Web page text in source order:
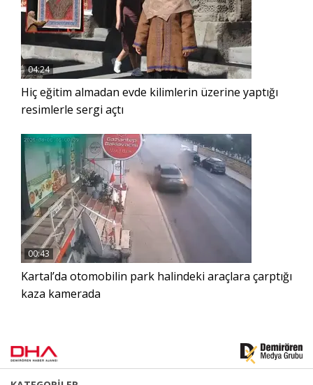
04:24
Hiç eğitim almadan evde kilimlerin üzerine yaptığı
resimlerle sergi açtı
00:43
Kartal’da otomobilin park halindeki araçlara çarptığı
kaza kamerada